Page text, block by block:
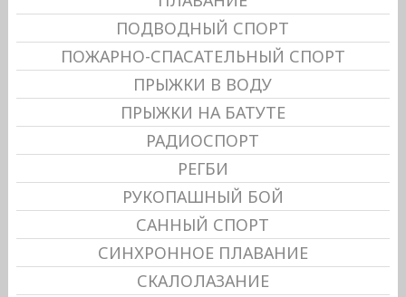
ПОДВОДНЫЙ СПОРТ
ПОЖАРНО-СПАСАТЕЛЬНЫЙ СПОРТ
ПРЫЖКИ В ВОДУ
ПРЫЖКИ НА БАТУТЕ
РАДИОСПОРТ
РЕГБИ
РУКОПАШНЫЙ БОЙ
САННЫЙ СПОРТ
СИНХРОННОЕ ПЛАВАНИЕ
СКАЛОЛАЗАНИЕ